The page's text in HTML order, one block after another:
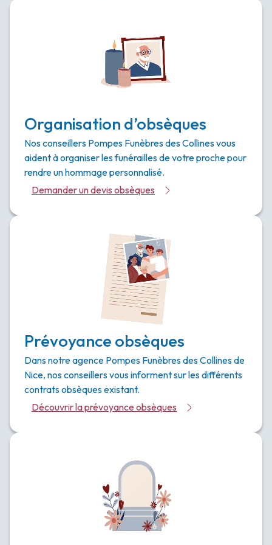
Organisation d’obsèques
Nos conseillers Pompes Funèbres des Collines vous
aident à organiser les funérailles de votre proche pour
rendre un hommage personnalisé.
Demander un devis obsèques
Prévoyance obsèques
Dans notre agence Pompes Funèbres des Collines de
Nice, nos conseillers vous informent sur les différents
contrats obsèques existant.
Découvrir la prévoyance obsèques